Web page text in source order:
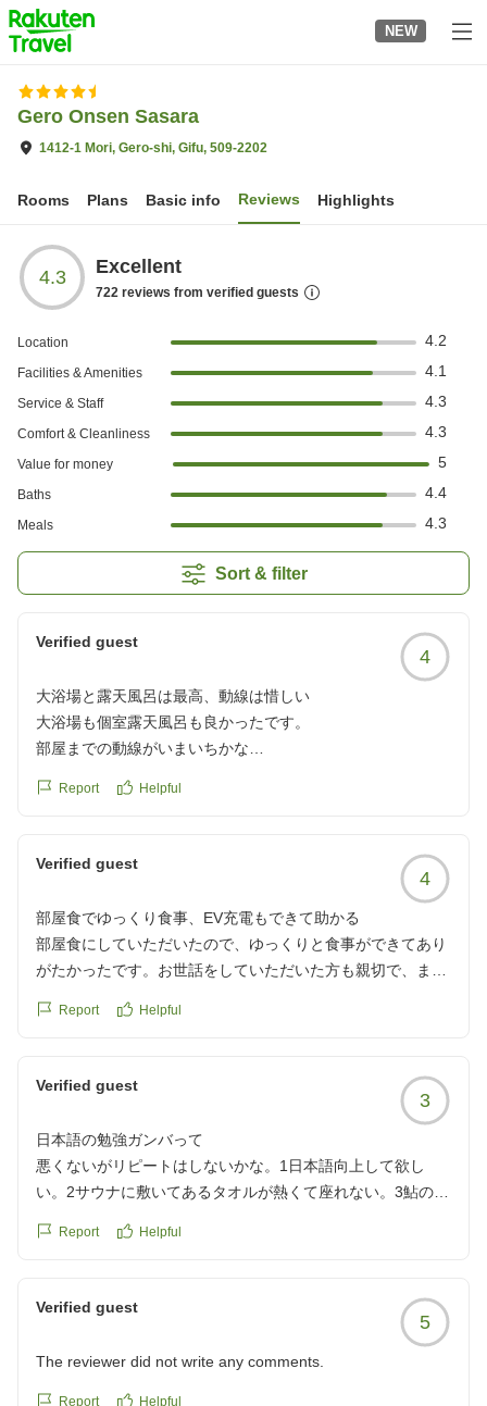
to
top
page
NEW
Gero Onsen Sasara
1412-1 Mori, Gero-shi, Gifu, 509-2202
Rooms Plans Basic info Reviews Highlights
4.3 Excellent
722 reviews from verified guests
Location 4.2
Facilities & Amenities 4.1
Service & Staff 4.3
Comfort & Cleanliness 4.3
Value for money 5
Baths 4.4
Meals 4.3
Sort & filter
Verified guest
4
大浴場と露天風呂は最高、動線は惜しい
大浴場も個室露天風呂も良かったです。
部屋までの動線がいまいちかな
https://review.travel.rakuten.co.jp/hotel/voice/15392?
Report Helpful
Verified guest
4
部屋食でゆっくり食事、EV充電もできて助かる
部屋食にしていただいたので、ゆっくりと食事ができてあり
がたかったです。お世話をしていただいた方も親切で、また
クチコミの詳細はこちらから
Report Helpful
Verified guest
3
日本語の勉強ガンバって
悪くないがリピートはしないかな。1日本語向上して欲し
い。2サウナに敷いてあるタオルが熱くて座れない。3鮎の塩
クチコミの詳細はこちらから
Report Helpful
Verified guest
5
The reviewer did not write any comments.
Report Helpful